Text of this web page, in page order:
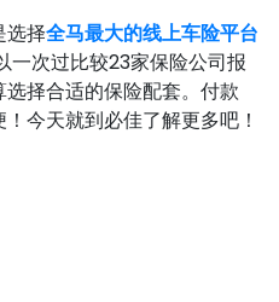
选择全马最大的线上车险平台
一次过比较23家保险公司报
择合适的保险配套。付款
今天就到必佳了解更多吧！